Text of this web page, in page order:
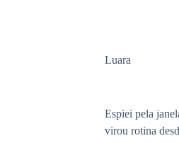
Luara
Espiei pela
virou rotina